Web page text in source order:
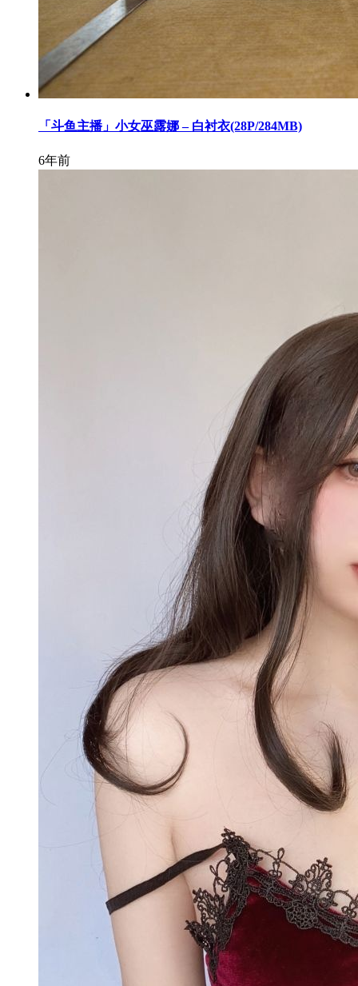
「斗鱼主播」小女巫露娜 – 白衬衣(28P/284MB)
6年前